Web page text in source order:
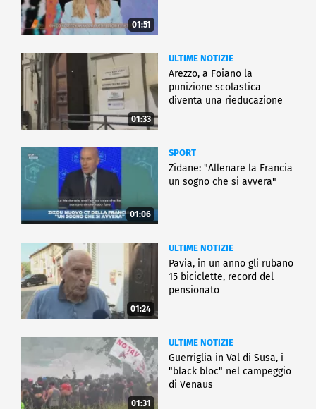
01:51
01:33
ULTIME NOTIZIE
Arezzo, a Foiano la
punizione scolastica
diventa una rieducazione
01:06
SPORT
Zidane: "Allenare la Francia
un sogno che si avvera"
01:24
ULTIME NOTIZIE
Pavia, in un anno gli rubano
15 biciclette, record del
pensionato
01:31
ULTIME NOTIZIE
Guerriglia in Val di Susa, i
"black bloc" nel campeggio
di Venaus